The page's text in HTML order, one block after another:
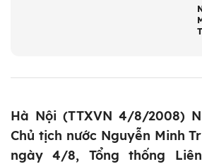
Hà Nội (TTXVN 4/8/2008)
Chủ tịch nước Nguyễn Minh
ngày 4/8, Tổng thống